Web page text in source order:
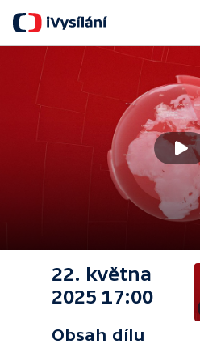
22. května
2025 17:00
Obsah dílu